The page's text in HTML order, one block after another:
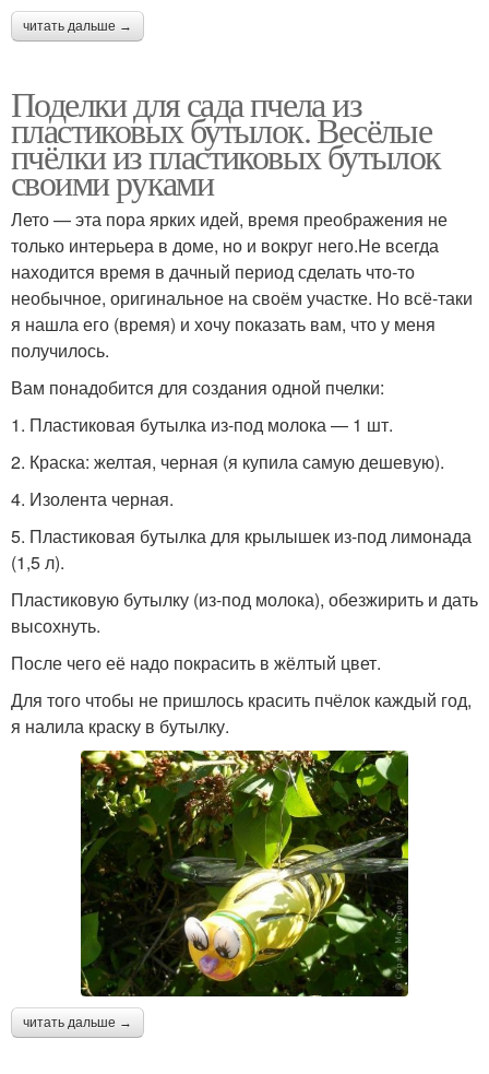
читать дальше →
Поделки для сада пчела из
пластиковых бутылок. Весёлые
пчёлки из пластиковых бутылок
своими руками
Лето — эта пора ярких идей, время преображения не
только интерьера в доме, но и вокруг него.Не всегда
находится время в дачный период сделать что-то
необычное, оригинальное на своём участке. Но всё-таки
я нашла его (время) и хочу показать вам, что у меня
получилось.
Вам понадобится для создания одной пчелки:
1. Пластиковая бутылка из-под молока — 1 шт.
2. Краска: желтая, черная (я купила самую дешевую).
4. Изолента черная.
5. Пластиковая бутылка для крылышек из-под лимонада
(1,5 л).
Пластиковую бутылку (из-под молока), обезжирить и дать
высохнуть.
После чего её надо покрасить в жёлтый цвет.
Для того чтобы не пришлось красить пчёлок каждый год,
я налила краску в бутылку.
читать дальше →